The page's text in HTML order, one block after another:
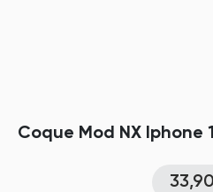
Coque Mod NX Iphone